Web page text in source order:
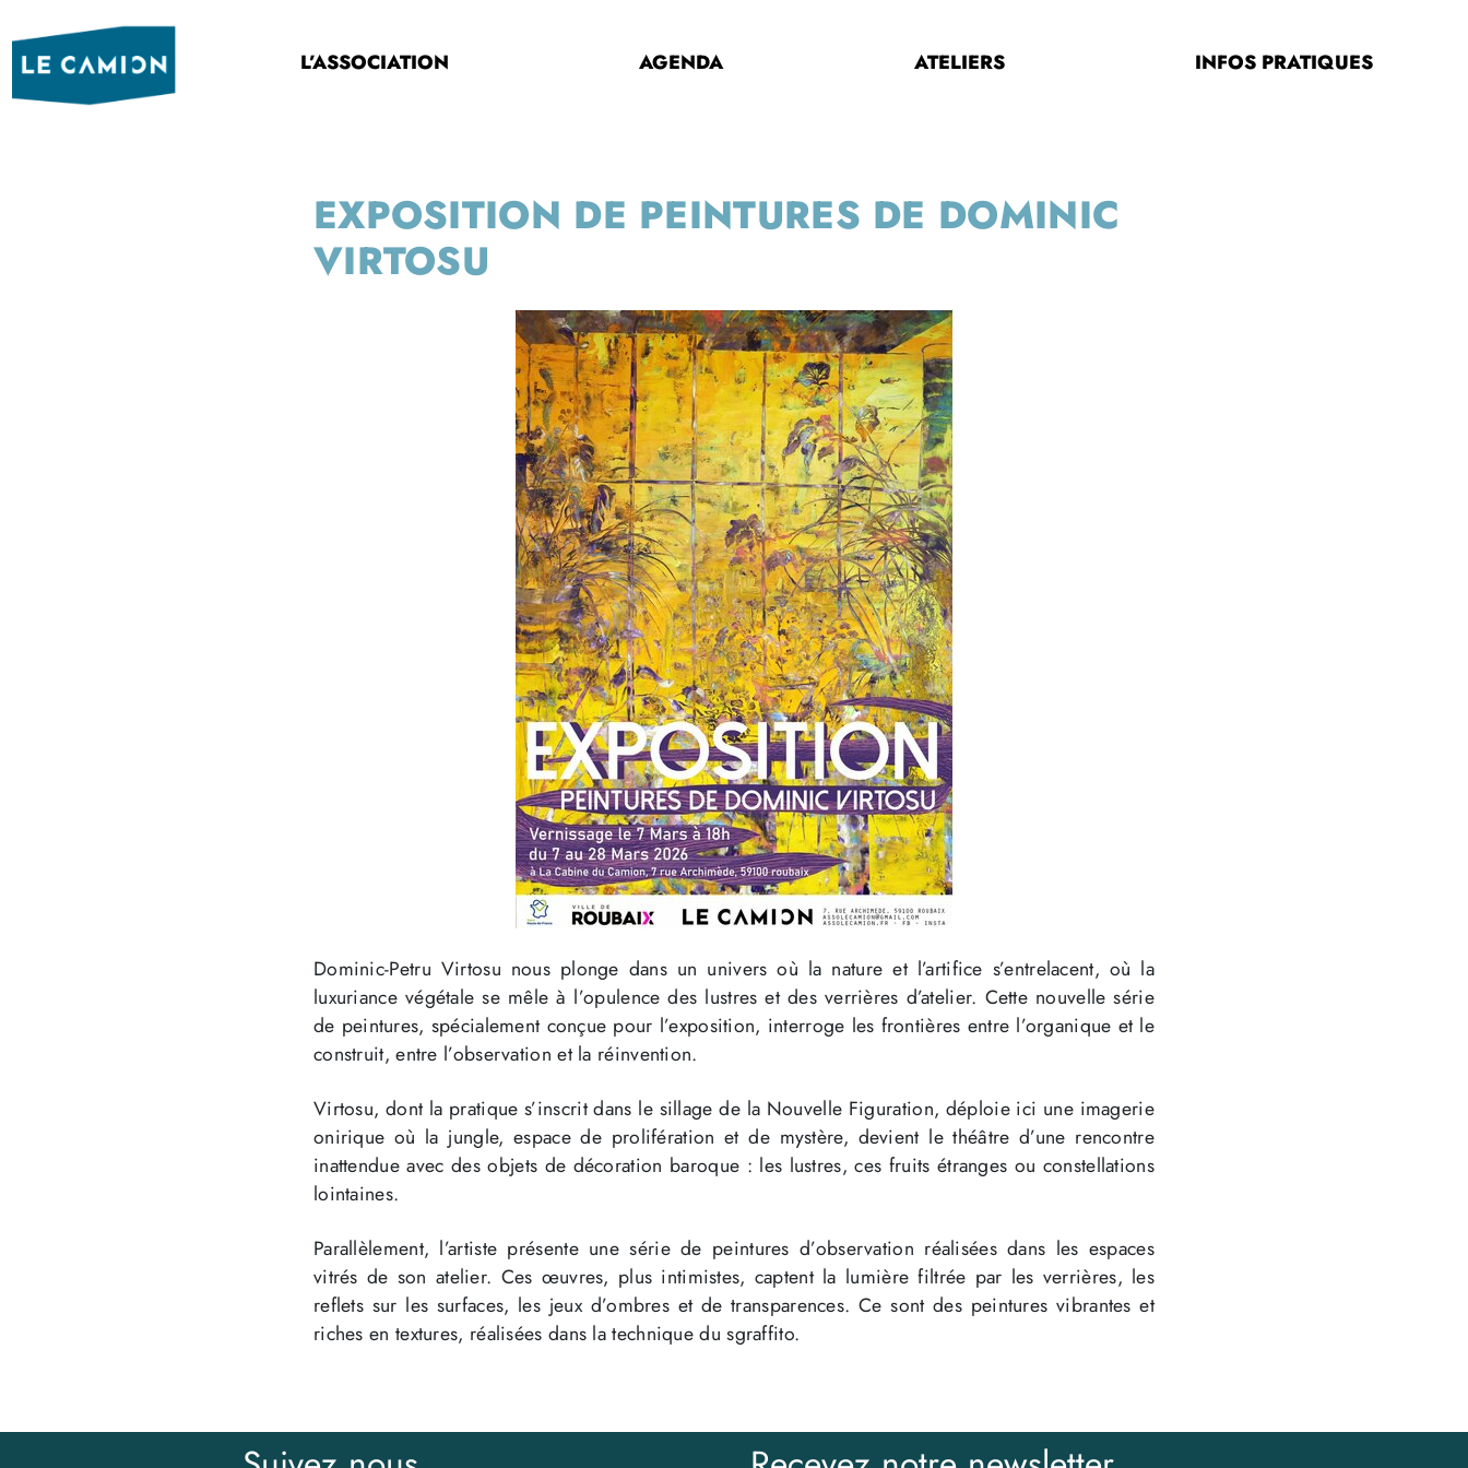
L’ASSOCIATION AGENDA ATELIERS INFOS PRATIQUES
EXPOSITION DE PEINTURES DE DOMINIC
VIRTOSU
Dominic-Petru Virtosu nous plonge dans un univers où la nature et l’artifice s’entrelacent, où la
luxuriance végétale se mêle à l’opulence des lustres et des verrières d’atelier. Cette nouvelle série
de peintures, spécialement conçue pour l’exposition, interroge les frontières entre l’organique et le
construit, entre l’observation et la réinvention.
Virtosu, dont la pratique s’inscrit dans le sillage de la Nouvelle Figuration, déploie ici une imagerie
onirique où la jungle, espace de prolifération et de mystère, devient le théâtre d’une rencontre
inattendue avec des objets de décoration baroque : les lustres, ces fruits étranges ou constellations
lointaines.
Parallèlement, l’artiste présente une série de peintures d’observation réalisées dans les espaces
vitrés de son atelier. Ces œuvres, plus intimistes, captent la lumière filtrée par les verrières, les
reflets sur les surfaces, les jeux d’ombres et de transparences. Ce sont des peintures vibrantes et
riches en textures, réalisées dans la technique du sgraffito.